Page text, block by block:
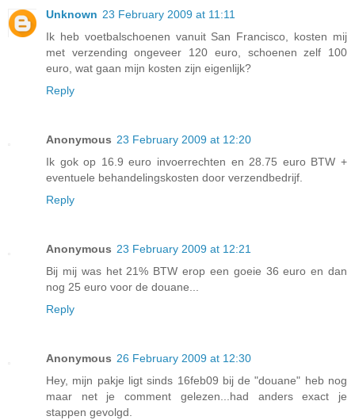
Unknown 23 February 2009 at 11:11
Ik heb voetbalschoenen vanuit San Francisco, kosten mij
met verzending ongeveer 120 euro, schoenen zelf 100
euro, wat gaan mijn kosten zijn eigenlijk?
Reply
Anonymous 23 February 2009 at 12:20
Ik gok op 16.9 euro invoerrechten en 28.75 euro BTW +
eventuele behandelingskosten door verzendbedrijf.
Reply
Anonymous 23 February 2009 at 12:21
Bij mij was het 21% BTW erop een goeie 36 euro en dan
nog 25 euro voor de douane...
Reply
Anonymous 26 February 2009 at 12:30
Hey, mijn pakje ligt sinds 16feb09 bij de "douane" heb nog
maar net je comment gelezen...had anders exact je
stappen gevolgd.